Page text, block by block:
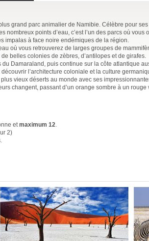
grand parc animalier de Namibie. Célèbre pour
nombreux points d’eau, c’est l’un des parcs où vous
impalas à face noire endémiques de la région.
où vous retrouverez de larges groupes de
belles colonies de zèbres, d’antilopes et de girafes.
Damaraland, puis continue sur la côte atlantique
l’architecture coloniale et la culture
vieux déserts au monde avec ses
changent, passant d’un orange sombre à un
etmaximum 12.
2)